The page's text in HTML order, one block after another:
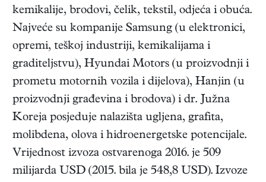
kemikalije, brodovi, čelik, tekstil, odjeća i obuća.
Najveće su kompanije Samsung (u elektronici,
opremi, teškoj industriji, kemikalijama i
graditeljstvu), Hyundai Motors (u proizvodnji i
prometu motornih vozila i dijelova), Hanjin (u
proizvodnji građevina i brodova) i dr. Južna
Koreja posjeduje nalazišta ugljena, grafita,
molibdena, olova i hidroenergetske potencijale.
Vrijednost izvoza ostvarenoga 2016. je 509
milijarda USD (2015. bila je 548,8 USD). Izvoze